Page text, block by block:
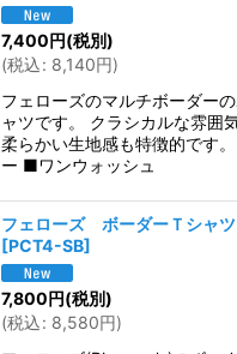
7,400円(税別)
(税込: 8,140円)
フェローズのマルチボーダー
ャツです。 クラシカルな雰囲
柔らかい生地感も特徴的です
ー ■ワンウォッシュ
フェローズ ボーダーＴシャ
[PCT4-SB]
7,800円(税別)
(税込: 8,580円)